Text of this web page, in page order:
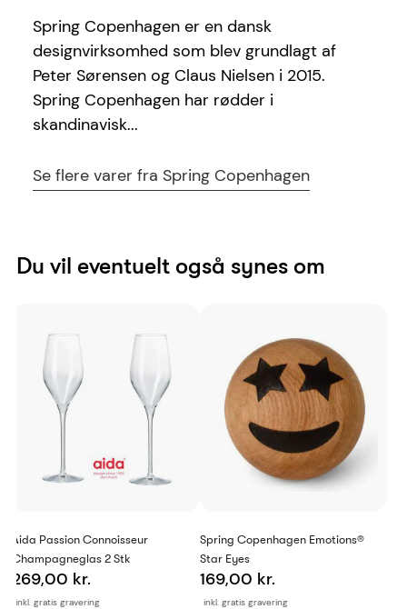
Spring Copenhagen er en dansk
designvirksomhed som blev grundlagt af
Peter Sørensen og Claus Nielsen i 2015.
Spring Copenhagen har rødder i
skandinavisk...
Se flere varer fra Spring Copenhagen
Du vil eventuelt også synes om
Aida Passion Connoisseur
Champagneglas 2 Stk
inkl. gratis gravering
269,00 kr.
Spring Copenhagen Emotions®
Star Eyes
inkl. gratis gravering
169,00 kr.